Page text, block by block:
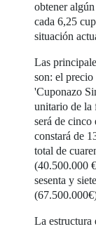
obtener
cada 6,25
situación
Las
son: el
'Cuponazo
unitario de
será de
constará de
total de
(40.500.000
sesenta y
La estructura